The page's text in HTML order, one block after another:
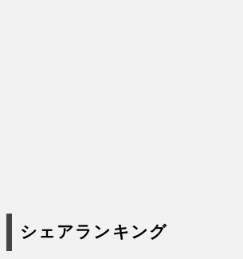
シェアランキング